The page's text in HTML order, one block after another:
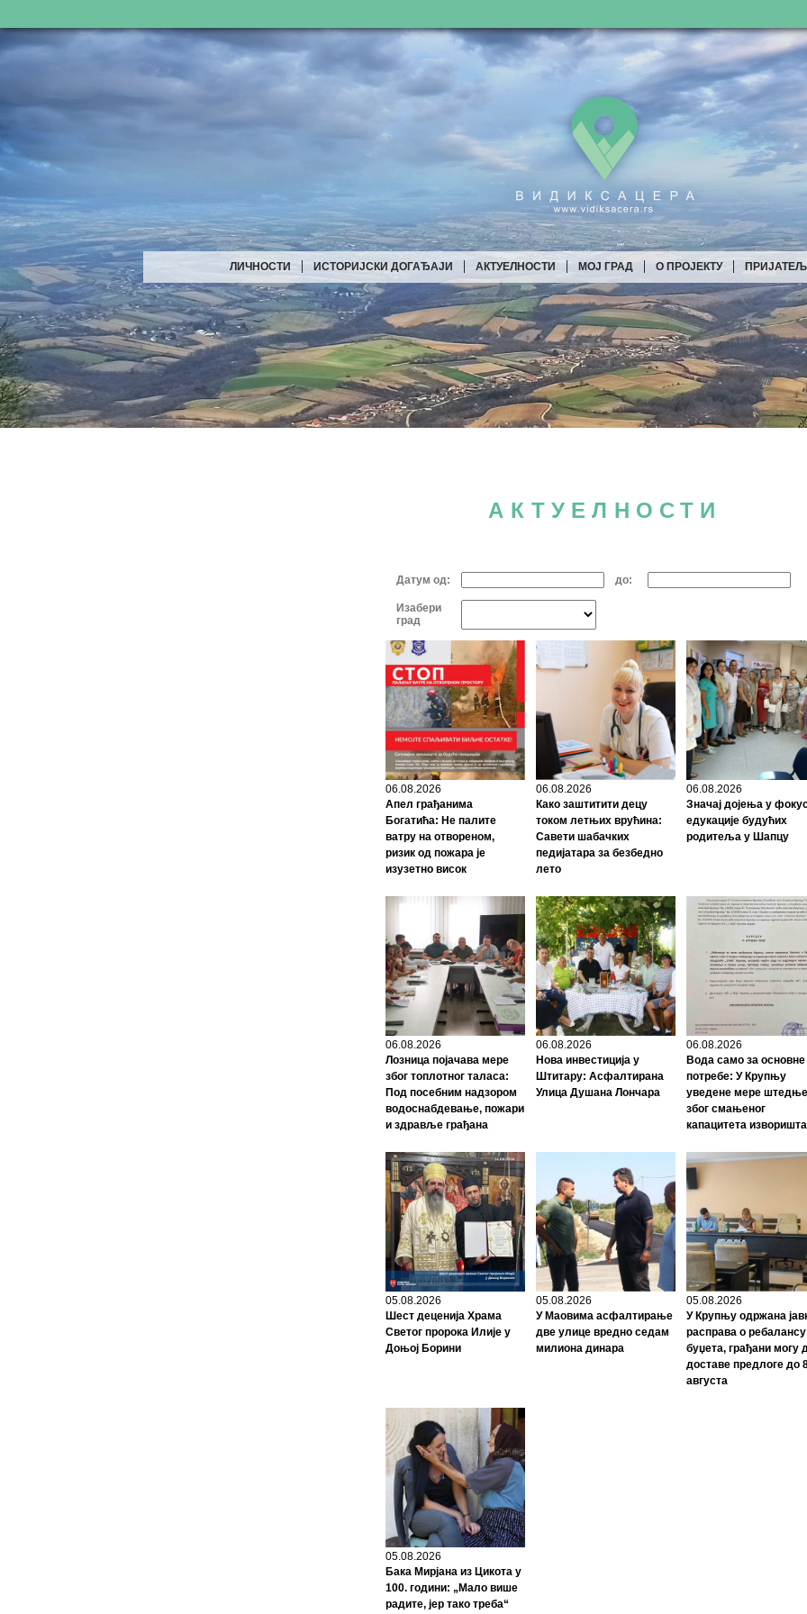
ЛИЧНОСТИ ИСТОРИЈСКИ ДОГАЂАЈИ АКТУЕЛНОСТИ МОЈ ГРАД О ПРОЈЕКТУ
АКТУЕЛНОСТИ
Датум од: до:
Изабери
град
06.08.2026
Апел грађанима
Богатића: Не палите
ватру на отвореном,
ризик од пожара је
изузетно висок
06.08.2026
Како заштитити децу
током летњих врућина:
Савети шабачких
педијатара за безбедно
лето
06.08.2026
Значај дојења у
едукације будућих
родитеља у Шапцу
06.08.2026
Лозница појачава мере
због топлотног таласа:
Под посебним надзором
водоснабдевање, пожари
и здравље грађана
06.08.2026
Нова инвестиција у
Штитару: Асфалтирана
Улица Душана Лончара
06.08.2026
Вода само за основне
потребе: У Крупњу
уведене мере штедње
због смањеног
капацитета изворишта
05.08.2026
Шест деценија Храма
Светог пророка Илије у
Доњој Борини
05.08.2026
У Маовима асфалтирање
две улице вредно седам
милиона динара
05.08.2026
У Крупњу одржана
расправа о ребалансу
буџета, грађани могу
доставе предлоге до
августа
05.08.2026
Бака Мирјана из Цикота у
100. години: „Мало више
радите, јер тако треба“